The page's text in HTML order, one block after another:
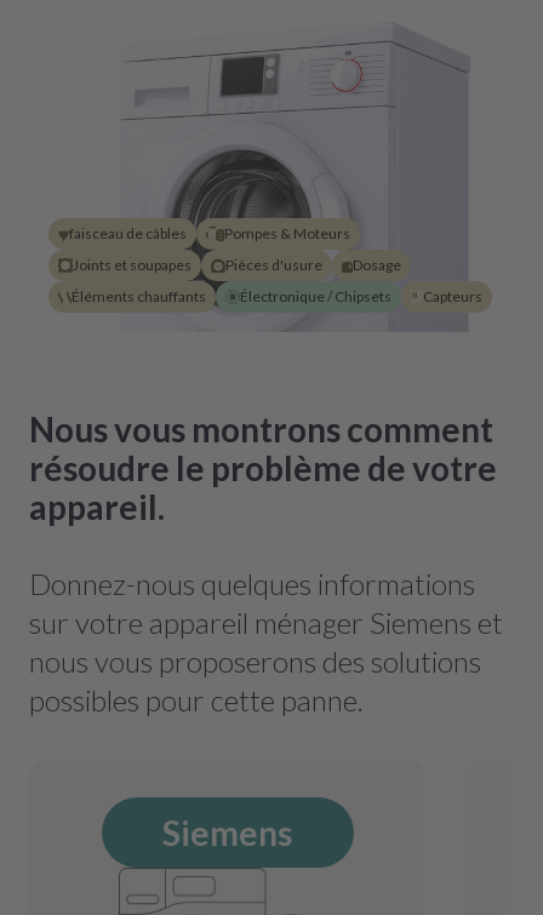
faisceau de câbles
Pompes & Moteurs
Joints et soupapes
Pièces d'usure
Dosage
Éléments chauffants
Électronique / Chipsets Capteurs
Nous vous montrons comment
résoudre le problème de votre
appareil.
Donnez-nous quelques informations
sur votre appareil ménager Siemens et
nous vous proposerons des solutions
possibles pour cette panne.
Siemens